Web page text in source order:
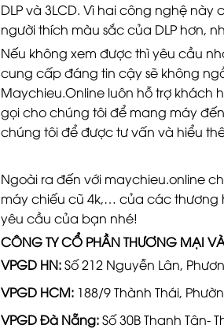
DLP và 3LCD. Vì hai công nghệ
người thích màu sắc của DLP hơn,
Nếu không xem được thì yêu cầu
cung cấp đáng tin cậy sẽ không
Maychieu.Online luôn hỗ trợ khách
gọi cho chúng tôi để mang máy
chúng tôi để được tư vấn và hiểu
Ngoài ra đến với maychieu.online
máy chiếu cũ 4k,… của các thương
yêu cầu của bạn nhé!
CÔNG TY CỔ PHẦN THƯƠNG MẠI VÀ
VPGD HN: Số 212 Nguyễn Lân,
VPGD HCM: 188/9 Thành Thái,
VPGD Đà Nẵng:Số 30B Thanh Tân-